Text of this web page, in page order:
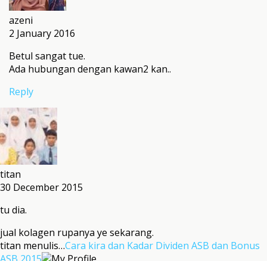
azeni
2 January 2016
Betul sangat tue.
Ada hubungan dengan kawan2 kan..
Reply
titan
30 December 2015
tu dia.
jual kolagen rupanya ye sekarang.
titan menulis…Cara kira dan Kadar Dividen ASB dan Bonus